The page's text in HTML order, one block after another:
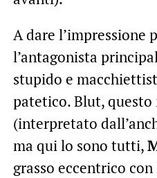
A dare l’impressione
l’antagonista
stupido e
patetico. Blut, questo
(interpretato
ma qui lo sono tutti,
grasso eccentrico